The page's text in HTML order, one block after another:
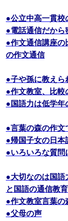
●公立中高一貫
●電話通信だか
●作文通信講座
の作文通信
●子や孫に教え
●作文教室、比
●国語力は低学
●言葉の森の作文
●帰国子女の日本
●いろいろな質問
●大切なのは国
と国語の通信教育
●作文教室言葉
●父母の声